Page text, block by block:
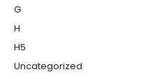
G
H
H5
Uncategorized